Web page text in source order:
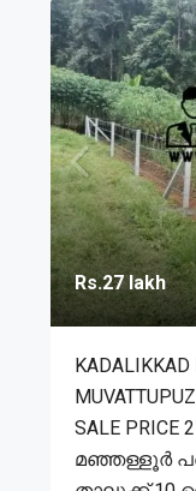
Rs.27 lakh
KADALIKKAD
SALE PRICE
മഞ്ഞള്ളൂർ